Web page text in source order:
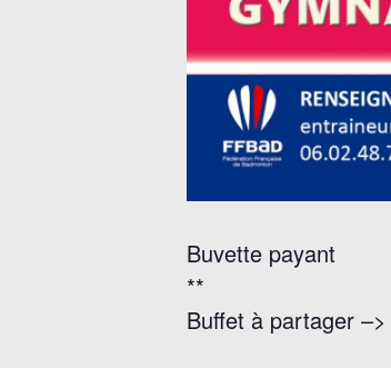
Buvette payant
**
Buffet à partager